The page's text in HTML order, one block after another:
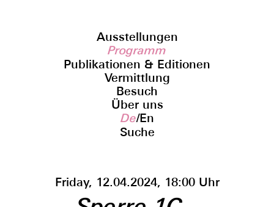
Ausstellungen
Programm
Publikationen & Editionen
Vermittlung
Besuch
Über uns
De/En
Suche
Friday, 12.04.2024, 18:00 Uhr